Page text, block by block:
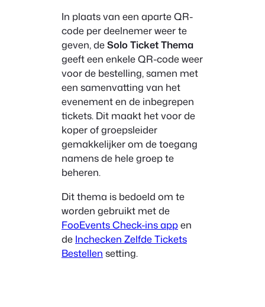
In plaats van een aparte QR-
code per deelnemer weer te
geven, deSolo Ticket Thema
geeft een enkele QR-code weer
voor de bestelling, samen met
een samenvatting van het
evenement en de inbegrepen
tickets. Dit maakt het voor de
koper of groepsleider
gemakkelijker om de toegang
namens de hele groep te
beheren.
Dit thema is bedoeld om te
worden gebruikt met de
FooEvents Check-ins appen
de Inchecken Zelfde Tickets
Bestellen setting.